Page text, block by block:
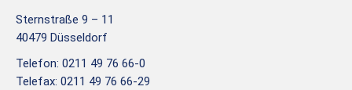
Sternstraße 9 – 11
40479 Düsseldorf
Telefon: 0211 49 76 66-0
Telefax: 0211 49 76 66-29